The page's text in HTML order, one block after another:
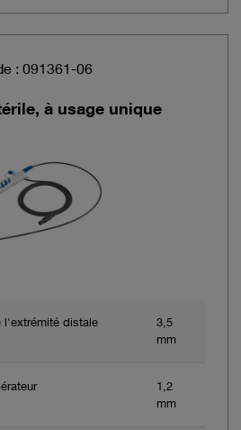
: 091361-06
à usage unique
l'extrémité distale
3,5
mm
1,2
mm